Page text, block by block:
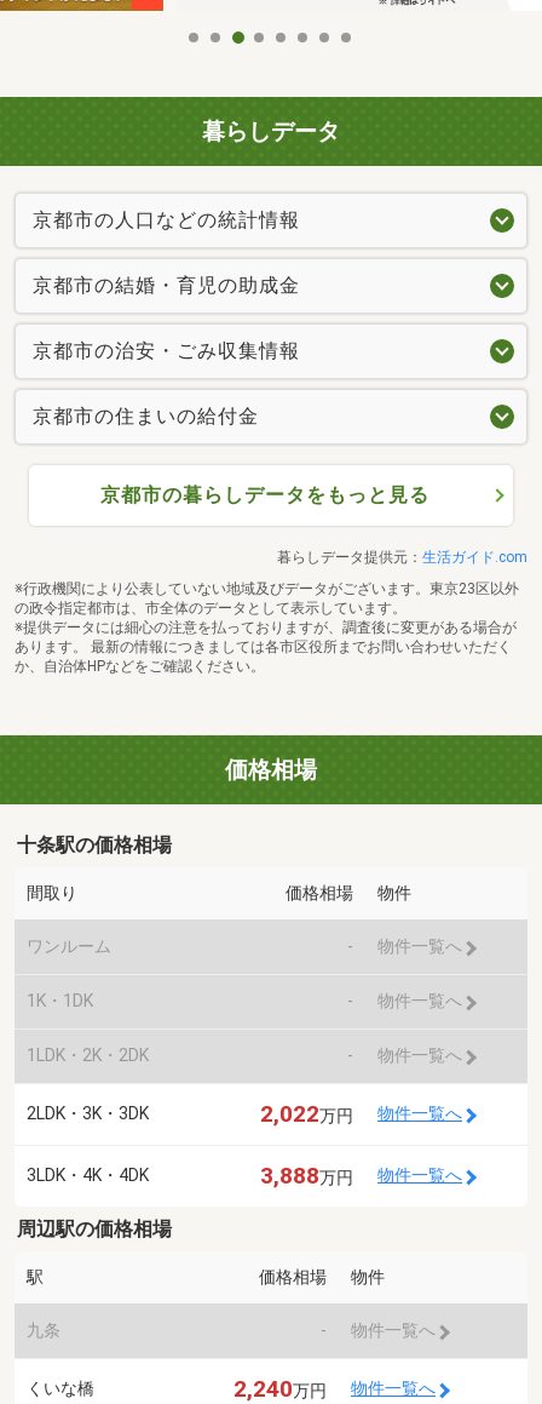
暮らしデータ
京都市の人口などの統計情報
京都市の結婚・育児の助成金
京都市の治安・ごみ収集情報
京都市の住まいの給付金
京都市の暮らしデータをもっと見る
暮らしデータ提供元： 生活ガイド.com
※行政機関により公表していない地域及びデータがございます。東京23区以外
の政令指定都市は、市全体のデータとして表示しています。
※提供データには細心の注意を払っておりますが、調査後に変更がある場合が
あります。 最新の情報につきましては各市区役所までお問い合わせいただく
か、自治体HPなどをご確認ください。
価格相場
十条駅の価格相場
間取り 価格相場 物件
ワンルーム - 物件一覧へ
1K・1DK - 物件一覧へ
1LDK・2K・2DK - 物件一覧へ
2LDK・3K・3DK 2,022万円 物件一覧へ
3LDK・4K・4DK 3,888万円 物件一覧へ
周辺駅の価格相場
駅 価格相場 物件
九条 - 物件一覧へ
くいな橋 2,240万円 物件一覧へ